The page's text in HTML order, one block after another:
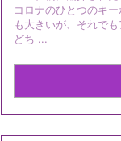
コロナのひとつのキ
も大きいが、それで
どち ...